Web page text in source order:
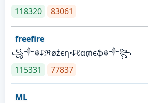
118320
83061
freefire
꧁༒☬₣ℜøźєη•₣ℓα₥єֆ☬༒꧂
115331
77837
ML